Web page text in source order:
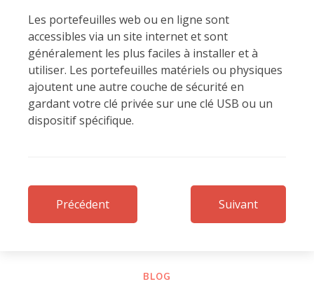
Les portefeuilles web ou en ligne sont
accessibles via un site internet et sont
généralement les plus faciles à installer et à
utiliser. Les portefeuilles matériels ou physiques
ajoutent une autre couche de sécurité en
gardant votre clé privée sur une clé USB ou un
dispositif spécifique.
Précédent Suivant
BLOG